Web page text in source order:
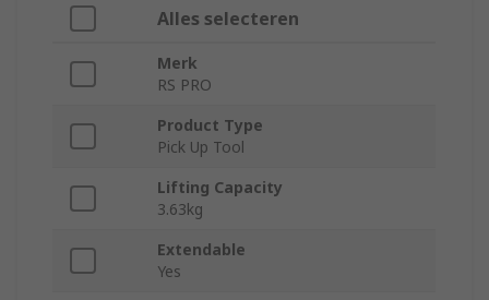
Alles selecteren
Merk
RS PRO
Product Type
Pick Up Tool
Lifting Capacity
3.63kg
Extendable
Yes